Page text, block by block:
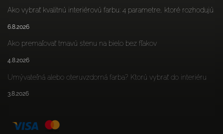
Ako vybrať kvalitnú interiérovú farbu: 4 parametre, ktoré rozhodujú
6.8.2026
Ako premaľovať tmavú stenu na bielo bez fľakov
4.8.2026
Umývateľná alebo oteruvzdorná farba? Ktorú vybrať do interiéru
3.8.2026